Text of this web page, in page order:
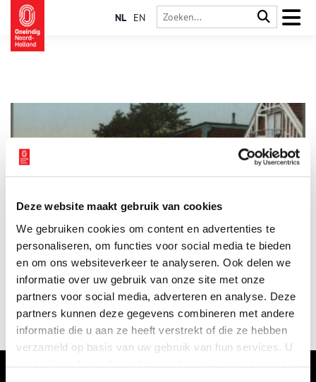
Deze website maakt gebruik van cookies
We gebruiken cookies om content en advertenties te
personaliseren, om functies voor social media te bieden
en om ons websiteverkeer te analyseren. Ook delen we
informatie over uw gebruik van onze site met onze
partners voor social media, adverteren en analyse. Deze
partners kunnen deze gegevens combineren met andere
informatie die u aan ze heeft verstrekt of die ze hebben
verzameld op basis van uw gebruik van hun services. U
NL EN
Straten, bruggen, scholen, ziekenhuizen, plantsoenen, torens en
zelfs een fietsenbos. Naar de geliefde koningin Juliana (1909-
2004) is heel wat vernoemd. Van alle leden van de koninklijke
familie heeft zij de meeste straten op haar naam staan: in 2013
telde Nederland ruim 284 kilometer aan Julianawegen, -singels
en -straten. Maar van de twaalf provincies heeft alleen Noord-
Holland een heus Julianadorp, dat zijn geboortejaar deelt met
de voormalige koningin.